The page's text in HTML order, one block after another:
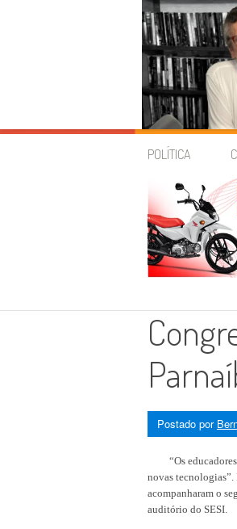
Skip
POLÍTICA
Postado por
“Os educadores
novas tecnologias”.
acompanharam o
auditório do SESI.